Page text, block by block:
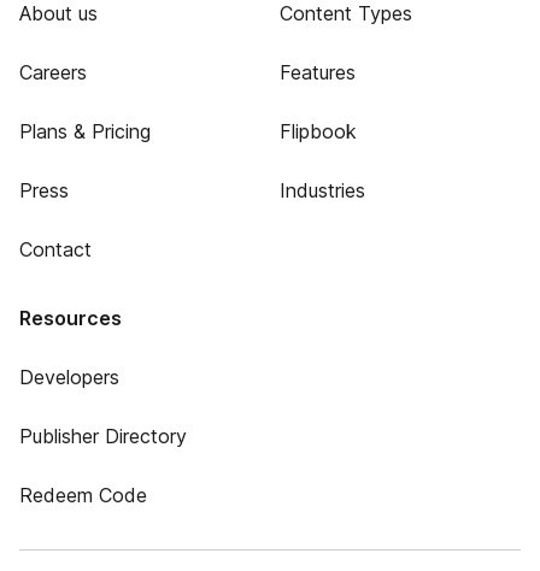
About us
Careers
Plans & Pricing
Press
Contact
Content Types
Features
Flipbook
Industries
Resources
Developers
Publisher Directory
Redeem Code